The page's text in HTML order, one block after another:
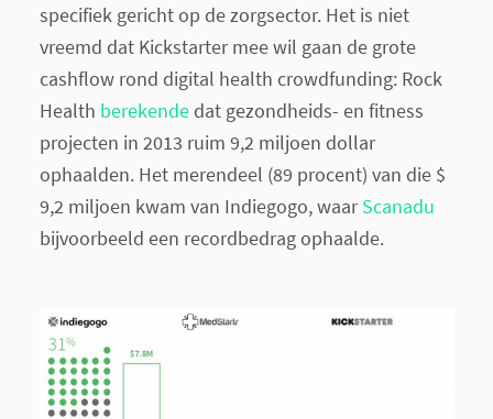
specifiek gericht op de zorgsector. Het is niet
vreemd dat Kickstarter mee wil gaan de grote
cashflow rond digital health crowdfunding: Rock
Health berekendedat gezondheids- en fitness
projecten in 2013 ruim 9,2 miljoen dollar
ophaalden. Het merendeel (89 procent) van die $
9,2 miljoen kwam van Indiegogo, waarScanadu
bijvoorbeeld een recordbedrag ophaalde.